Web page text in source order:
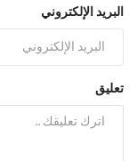
البريد الإلكتروني
تعليق